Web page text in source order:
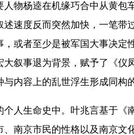
物杨逵在机缘巧合中从黄包
速度反而突然加快，一笔带
或者至少是被军国大事决定
叙事退为背景，赋予了《仪
内容上的乱世浮生形成同构
人生命史中。叶兆言基于《
南京市民的性格以及南京文